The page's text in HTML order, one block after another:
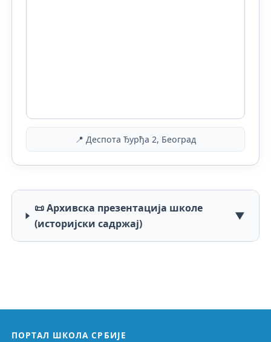
📍 Деспота Ђурђа 2, Београд
📜 Архивска презентација школе
(историјски садржај)
▼
ПОРТАЛ ШКОЛА СРБИЈЕ